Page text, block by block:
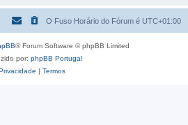
O Fuso Horário do Fórum é UTC+01:00
® Forum Software © phpBB Limited
por: phpBB Portugal
| Termos